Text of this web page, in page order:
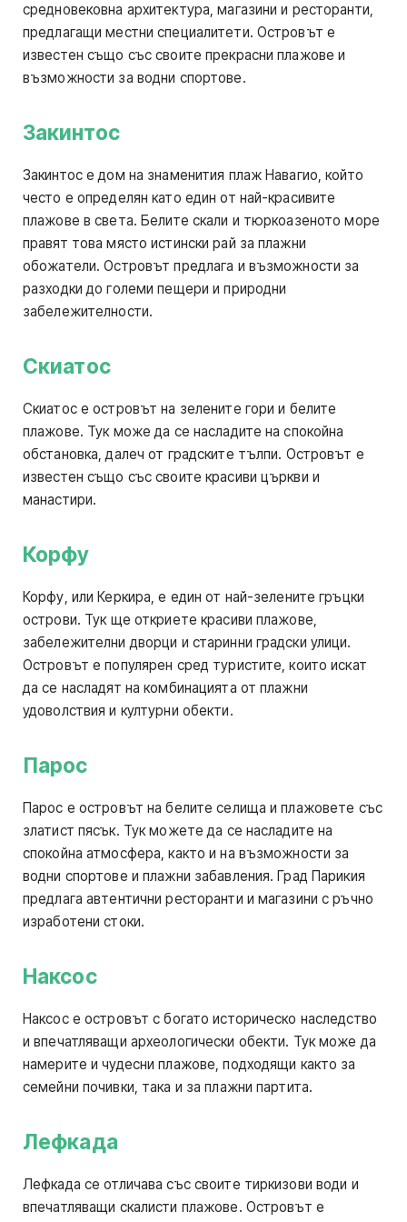
средновековна архитектура, магазини и ресторанти,
предлагащи местни специалитети. Островът е
известен също със своите прекрасни плажове и
възможности за водни спортове.
Закинтос
Закинтос е дом на знаменития плаж Навагио, който
често е определян като един от най-красивите
плажове в света. Белите скали и тюркоазеното море
правят това място истински рай за плажни
обожатели. Островът предлага и възможности за
разходки до големи пещери и природни
забележителности.
Скиатос
Скиатос е островът на зелените гори и белите
плажове. Тук може да се насладите на спокойна
обстановка, далеч от градските тълпи. Островът е
известен също със своите красиви църкви и
манастири.
Корфу
Корфу, или Керкира, е един от най-зелените гръцки
острови. Тук ще откриете красиви плажове,
забележителни дворци и старинни градски улици.
Островът е популярен сред туристите, които искат
да се насладят на комбинацията от плажни
удоволствия и културни обекти.
Парос
Парос е островът на белите селища и плажовете със
златист пясък. Тук можете да се насладите на
спокойна атмосфера, както и на възможности за
водни спортове и плажни забавления. Град Парикия
предлага автентични ресторанти и магазини с ръчно
изработени стоки.
Наксос
Наксос е островът с богато историческо наследство
и впечатляващи археологически обекти. Тук може да
намерите и чудесни плажове, подходящи както за
семейни почивки, така и за плажни партита.
Лефкада
Лефкада се отличава със своите тиркизови води и
впечатляващи скалисти плажове. Островът е